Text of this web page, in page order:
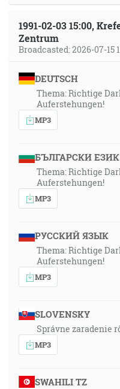
1991-02-03 15:00,
Zentrum
Broadcasted: 2026-07-15
DEUTSCH
Thema: Richtige
Auferstehungen!
MP3
БЪЛГАРСКИ ЕЗИК
Thema: Richtige
Auferstehungen!
MP3
РУССКИЙ ЯЗЫК
Thema: Richtige
Auferstehungen!
MP3
SLOVENSKY
Správne zaradenie
MP3
SWAHILI TZ